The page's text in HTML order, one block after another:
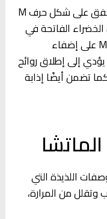
استخدم خفاقة الماتشا واخفق على شكل حرف M
الفاتحة في
الأعلى، تعمل تقنية الخفق M على إضفاء
إلى إطلاق روائح
تضمن أيضًا إذابة
اللذيذة التي
من المرارة،